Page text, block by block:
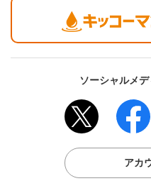
ソーシャルメ
アカ